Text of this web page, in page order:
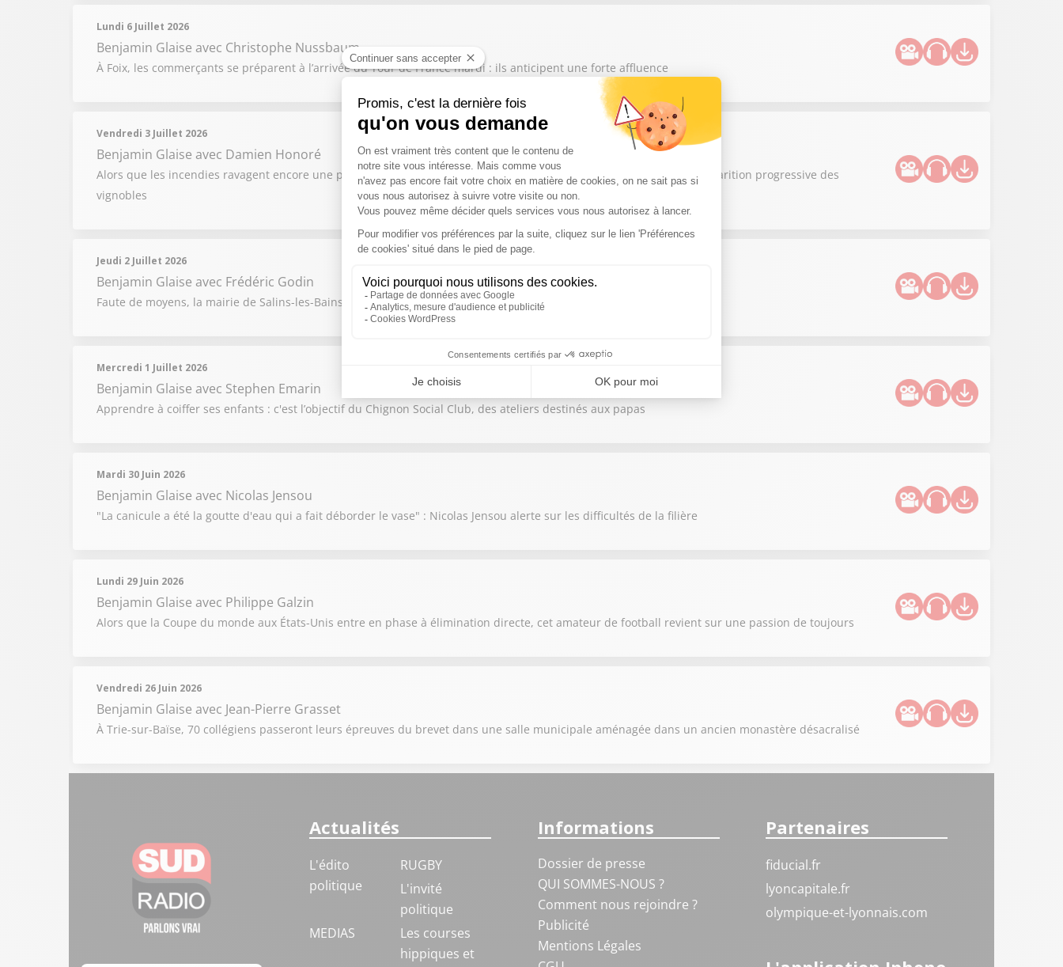
Lundi 6 Juillet 2026
Benjamin Glaise avec Christophe Nussbaum
À Foix, les commerçants se préparent à l’arrivée du Tour de France mardi : ils anticipent une forte affluence
Vendredi 3 Juillet 2026
Benjamin Glaise avec Damien Honoré
Alors que les incendies ravagent encore une partie de l'Aude, Damien Honoré alerte sur les conséquences de la disparition progressive des
vignobles
Jeudi 2 Juillet 2026
Benjamin Glaise avec Frédéric Godin
Faute de moyens, la mairie de Salins-les-Bains a décidé de mettre en vente la chapelle du Temple
Mercredi 1 Juillet 2026
Benjamin Glaise avec Stephen Emarin
Apprendre à coiffer ses enfants : c'est l’objectif du Chignon Social Club, des ateliers destinés aux papas
Mardi 30 Juin 2026
Benjamin Glaise avec Nicolas Jensou
"La canicule a été la goutte d'eau qui a fait déborder le vase" : Nicolas Jensou alerte sur les difficultés de la filière
Lundi 29 Juin 2026
Benjamin Glaise avec Philippe Galzin
Alors que la Coupe du monde aux États-Unis entre en phase à élimination directe, cet amateur de football revient sur une passion de toujours
Vendredi 26 Juin 2026
Benjamin Glaise avec Jean-Pierre Grasset
À Trie-sur-Baïse, 70 collégiens passeront leurs épreuves du brevet dans une salle municipale aménagée dans un ancien monastère désacralisé
Actualités
L'édito
politique
RUGBY
L'invité
politique
MEDIAS
Les courses
hippiques et
Informations
Dossier de presse
QUI SOMMES-NOUS ?
Comment nous rejoindre ?
Publicité
Mentions Légales
Partenaires
fiducial.fr
lyoncapitale.fr
olympique-et-lyonnais.com